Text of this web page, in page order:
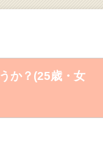
か？(25歳・女